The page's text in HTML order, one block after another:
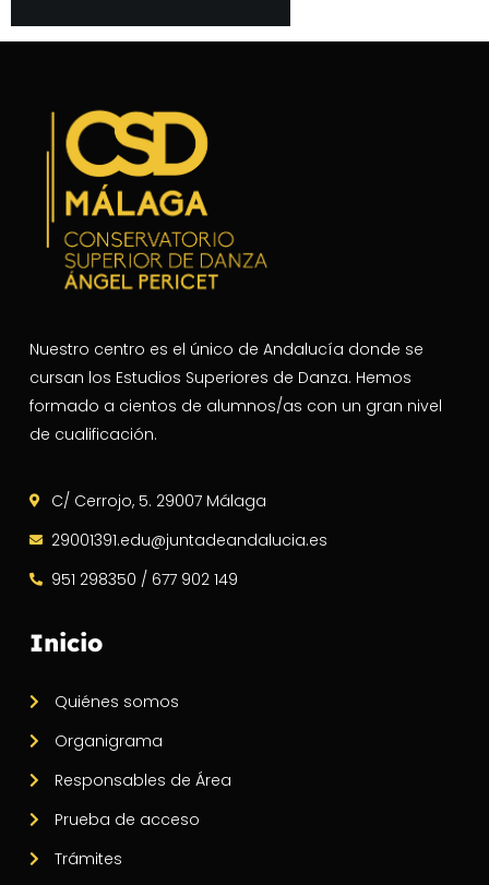
Nuestro centro es el único de Andalucía donde se
cursan los Estudios Superiores de Danza. Hemos
formado a cientos de alumnos/as con un gran nivel
de cualificación.
C/ Cerrojo, 5. 29007 Málaga
29001391.edu@juntadeandalucia.es
951 298350 / 677 902 149
Inicio
Quiénes somos
Organigrama
Responsables de Área
Prueba de acceso
Trámites